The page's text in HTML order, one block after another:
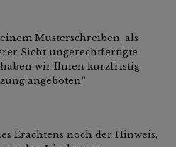
Musterschreiben, als
Sicht ungerechtfertigte
wir Ihnen kurzfristig
angeboten.“
Erachtens noch der Hinweis,